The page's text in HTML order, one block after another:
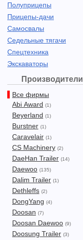
Полуприцепы
Прицепы-дачи
Самосвалы
Седельные тягачи
Спецтехника
Экскаваторы
Производители
Все фирмы
Abi Award (1)
Beyerland (1)
Burstner (1)
Caravelair (1)
CS Machinery (2)
DaeHan Trailer (14)
Daewoo (135)
Dalim Trailer (1)
Dethleffs (2)
DongYang (4)
Doosan (7)
Doosan Daewoo (9)
Doosung Trailer (3)